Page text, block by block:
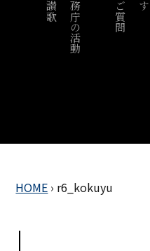
HOME › r6_kokuyu